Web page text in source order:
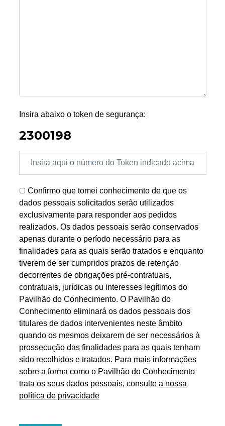
Insira abaixo o token de segurança:
2300198
Confirmo que tomei conhecimento de que os
dados pessoais solicitados serão utilizados
exclusivamente para responder aos pedidos
realizados. Os dados pessoais serão conservados
apenas durante o período necessário para as
finalidades para as quais serão tratados e enquanto
tiverem de ser cumpridos prazos de retenção
decorrentes de obrigações pré-contratuais,
contratuais, jurídicas ou interesses legítimos do
Pavilhão do Conhecimento. O Pavilhão do
Conhecimento eliminará os dados pessoais dos
titulares de dados intervenientes neste âmbito
quando os mesmos deixarem de ser necessários à
prossecução das finalidades para as quais tenham
sido recolhidos e tratados. Para mais informações
sobre a forma como o Pavilhão do Conhecimento
trata os seus dados pessoais, consulte a nossa
política de privacidade